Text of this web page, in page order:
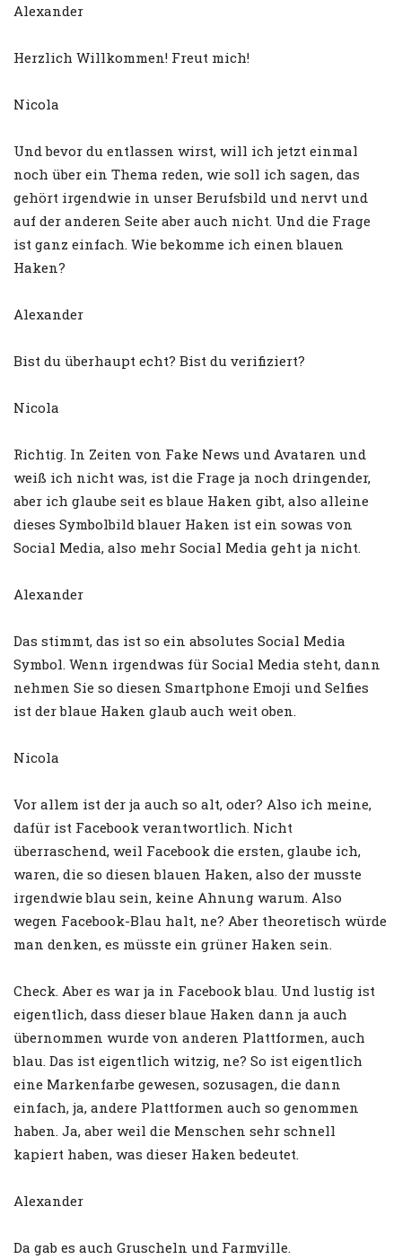
Alexander
Herzlich Willkommen! Freut mich!
Nicola
Und bevor du entlassen wirst, will ich jetzt einmal
noch über ein Thema reden, wie soll ich sagen, das
gehört irgendwie in unser Berufsbild und nervt und
auf der anderen Seite aber auch nicht. Und die Frage
ist ganz einfach. Wie bekomme ich einen blauen
Haken?
Alexander
Bist du überhaupt echt? Bist du verifiziert?
Nicola
Richtig. In Zeiten von Fake News und Avataren und
weiß ich nicht was, ist die Frage ja noch dringender,
aber ich glaube seit es blaue Haken gibt, also alleine
dieses Symbolbild blauer Haken ist ein sowas von
Social Media, also mehr Social Media geht ja nicht.
Alexander
Das stimmt, das ist so ein absolutes Social Media
Symbol. Wenn irgendwas für Social Media steht, dann
nehmen Sie so diesen Smartphone Emoji und Selfies
ist der blaue Haken glaub auch weit oben.
Nicola
Vor allem ist der ja auch so alt, oder? Also ich meine,
dafür ist Facebook verantwortlich. Nicht
überraschend, weil Facebook die ersten, glaube ich,
waren, die so diesen blauen Haken, also der musste
irgendwie blau sein, keine Ahnung warum. Also
wegen Facebook-Blau halt, ne? Aber theoretisch würde
man denken, es müsste ein grüner Haken sein.
Check. Aber es war ja in Facebook blau. Und lustig ist
eigentlich, dass dieser blaue Haken dann ja auch
übernommen wurde von anderen Plattformen, auch
blau. Das ist eigentlich witzig, ne? So ist eigentlich
eine Markenfarbe gewesen, sozusagen, die dann
einfach, ja, andere Plattformen auch so genommen
haben. Ja, aber weil die Menschen sehr schnell
kapiert haben, was dieser Haken bedeutet.
Alexander
Da gab es auch Gruscheln und Farmville.